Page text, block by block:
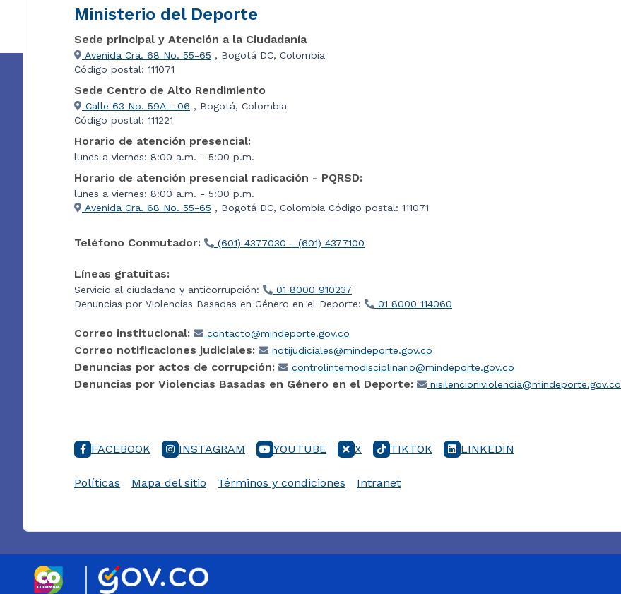
Ministerio del Deporte
Sede principal y Atención a la Ciudadanía
Avenida Cra. 68 No. 55-65 , Bogotá DC, Colombia
Código postal: 111071
Sede Centro de Alto Rendimiento
Calle 63 No. 59A - 06 , Bogotá, Colombia
Código postal: 111221
Horario de atención presencial:
lunes a viernes: 8:00 a.m. - 5:00 p.m.
Horario de atención presencial radicación - PQRSD:
lunes a viernes: 8:00 a.m. - 5:00 p.m.
Avenida Cra. 68 No. 55-65 , Bogotá DC, Colombia Código postal: 111071
Teléfono Conmutador: (601) 4377030 - (601) 4377100
Líneas gratuitas:
Servicio al ciudadano y anticorrupción:
01 8000 910237
Denuncias por Violencias Basadas en Género en el Deporte:
01 8000 114060
Correo institucional: contacto@mindeporte.gov.co
Correo notificaciones judiciales: notijudiciales@mindeporte.gov.co
Denuncias por actos de corrupción: controlinternodisciplinario@mindeporte.gov.co
Denuncias por Violencias Basadas en Género en el Deporte: nisilencioniviolencia@mindeporte.gov.co
FACEBOOK INSTAGRAM YOUTUBE X TIKTOK LINKEDIN
Políticas Mapa del sitio Términos y condiciones Intranet